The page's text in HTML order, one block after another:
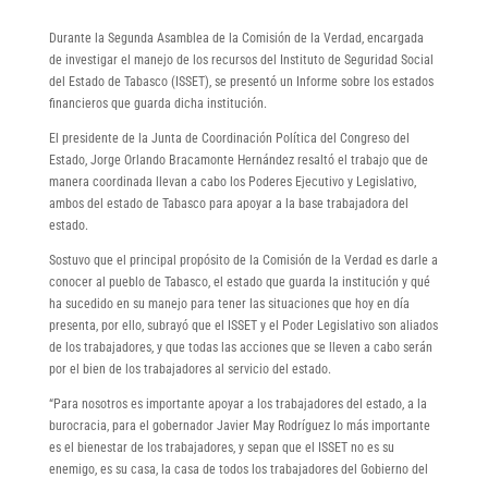
Durante la Segunda Asamblea de la Comisión de la Verdad, encargada
de investigar el manejo de los recursos del Instituto de Seguridad Social
del Estado de Tabasco (ISSET), se presentó un Informe sobre los estados
financieros que guarda dicha institución.
El presidente de la Junta de Coordinación Política del Congreso del
Estado, Jorge Orlando Bracamonte Hernández resaltó el trabajo que de
manera coordinada llevan a cabo los Poderes Ejecutivo y Legislativo,
ambos del estado de Tabasco para apoyar a la base trabajadora del
estado.
Sostuvo que el principal propósito de la Comisión de la Verdad es darle a
conocer al pueblo de Tabasco, el estado que guarda la institución y qué
ha sucedido en su manejo para tener las situaciones que hoy en día
presenta, por ello, subrayó que el ISSET y el Poder Legislativo son aliados
de los trabajadores, y que todas las acciones que se lleven a cabo serán
por el bien de los trabajadores al servicio del estado.
“Para nosotros es importante apoyar a los trabajadores del estado, a la
burocracia, para el gobernador Javier May Rodríguez lo más importante
es el bienestar de los trabajadores, y sepan que el ISSET no es su
enemigo, es su casa, la casa de todos los trabajadores del Gobierno del